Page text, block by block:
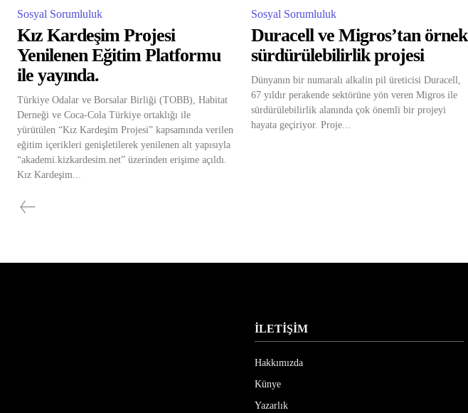
Sosyal Sorumluluk
Kız Kardeşim Projesi
Yenilenen Eğitim Platformu
ile yayında.
Türkiye Odalar ve Borsalar Birliği (TOBB), Habitat
Derneği ve Coca-Cola Türkiye ortaklığı ile
yürütülen “Kız Kardeşim Projesi” kapsamında verilen
eğitim içerikleri genişletilerek yenilenen alt yapısıyla
“akademi.kizkardesim.net” üzerinden erişime açıldı.
Kız Kardeşim...
Sosyal Sorumluluk
Duracell ve Migros’tan örnek
sürdürülebilirlik projesi
Dünyanın bir numaralı alkalin pil üreticisi Duracell,
67 yıldır perakende sektörüne yön veren Migros ile
sürdürülebilirlik alanında çok önemli bir projeyi
hayata geçiriyor. Proje...
İLETİŞİM
Hakkımızda
Künye
Yazarlık